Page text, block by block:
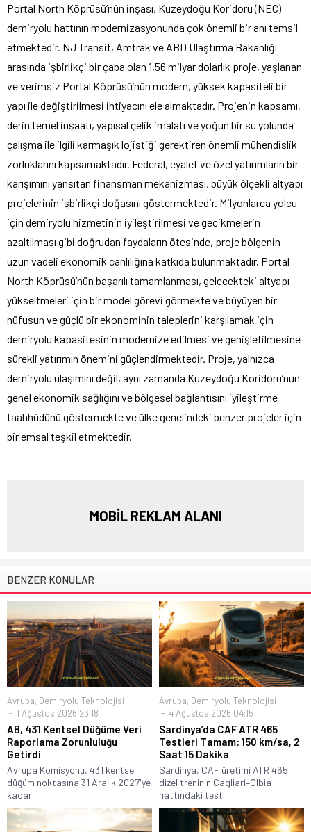
Portal North Köprüsü’nün inşası, Kuzeydoğu Koridoru (NEC)
demiryolu hattının modernizasyonunda çok önemli bir anı temsil
etmektedir. NJ Transit, Amtrak ve ABD Ulaştırma Bakanlığı
arasında işbirlikçi bir çaba olan 1,56 milyar dolarlık proje, yaşlanan
ve verimsiz Portal Köprüsü’nün modern, yüksek kapasiteli bir
yapı ile değiştirilmesi ihtiyacını ele almaktadır. Projenin kapsamı,
derin temel inşaatı, yapısal çelik imalatı ve yoğun bir su yolunda
çalışma ile ilgili karmaşık lojistiği gerektiren önemli mühendislik
zorluklarını kapsamaktadır. Federal, eyalet ve özel yatırımların bir
karışımını yansıtan finansman mekanizması, büyük ölçekli altyapı
projelerinin işbirlikçi doğasını göstermektedir. Milyonlarca yolcu
için demiryolu hizmetinin iyileştirilmesi ve gecikmelerin
azaltılması gibi doğrudan faydaların ötesinde, proje bölgenin
uzun vadeli ekonomik canlılığına katkıda bulunmaktadır. Portal
North Köprüsü’nün başarılı tamamlanması, gelecekteki altyapı
yükseltmeleri için bir model görevi görmekte ve büyüyen bir
nüfusun ve güçlü bir ekonominin taleplerini karşılamak için
demiryolu kapasitesinin modernize edilmesi ve genişletilmesine
sürekli yatırımın önemini güçlendirmektedir. Proje, yalnızca
demiryolu ulaşımını değil, aynı zamanda Kuzeydoğu Koridoru’nun
genel ekonomik sağlığını ve bölgesel bağlantısını iyileştirme
taahhüdünü göstermekte ve ülke genelindeki benzer projeler için
bir emsal teşkil etmektedir.
MOBİL REKLAM ALANI
BENZER KONULAR
Avrupa, Demiryolu Teknolojisi
1 Ağustos 2026 23:18
AB, 431 Kentsel Düğüme Veri
Raporlama Zorunluluğu
Getirdi
Avrupa Komisyonu, 431 kentsel
düğüm noktasına 31 Aralık 2027'ye
kadar...
Avrupa, Demiryolu Teknolojisi
4 Ağustos 2026 04:15
Sardinya’da CAF ATR 465
Testleri Tamam: 150 km/sa, 2
Saat 15 Dakika
Sardinya, CAF üretimi ATR 465
dizel treninin Cagliari–Olbia
hattındaki test...